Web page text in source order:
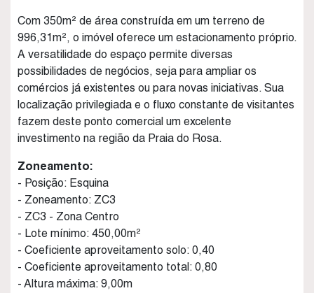
Com 350m² de área construída em um terreno de
996,31m², o imóvel oferece um estacionamento próprio.
A versatilidade do espaço permite diversas
possibilidades de negócios, seja para ampliar os
comércios já existentes ou para novas iniciativas. Sua
localização privilegiada e o fluxo constante de visitantes
fazem deste ponto comercial um excelente
investimento na região da Praia do Rosa.
Zoneamento:
- Posição: Esquina
- Zoneamento: ZC3
- ZC3 - Zona Centro
- Lote mínimo: 450,00m²
- Coeficiente aproveitamento solo: 0,40
- Coeficiente aproveitamento total: 0,80
- Altura máxima: 9,00m